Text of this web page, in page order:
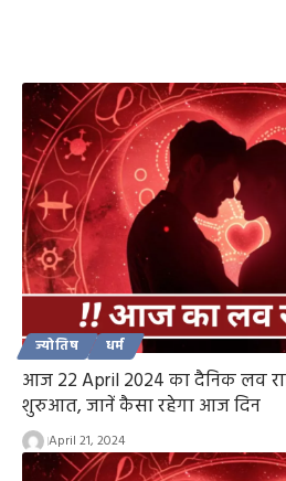
ज्योतिष धर्म
आज 22 April 2024 का दैनिक लव
शुरुआत, जानें कैसा रहेगा आज दिन
April 21, 2024